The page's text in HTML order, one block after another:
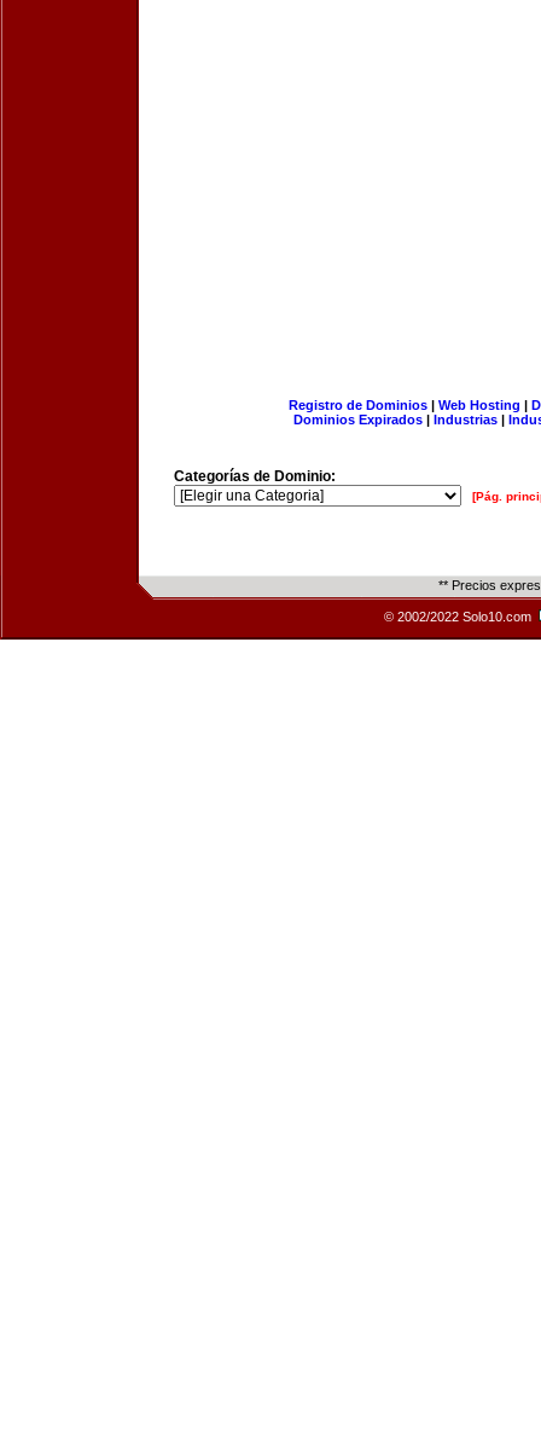
Registro de Dominios| Web Hosting |
Dominios Expirados | Industrias |
Categorías de Dominio:
[Pág.
** Precios
© 2002/2022 Solo10.com